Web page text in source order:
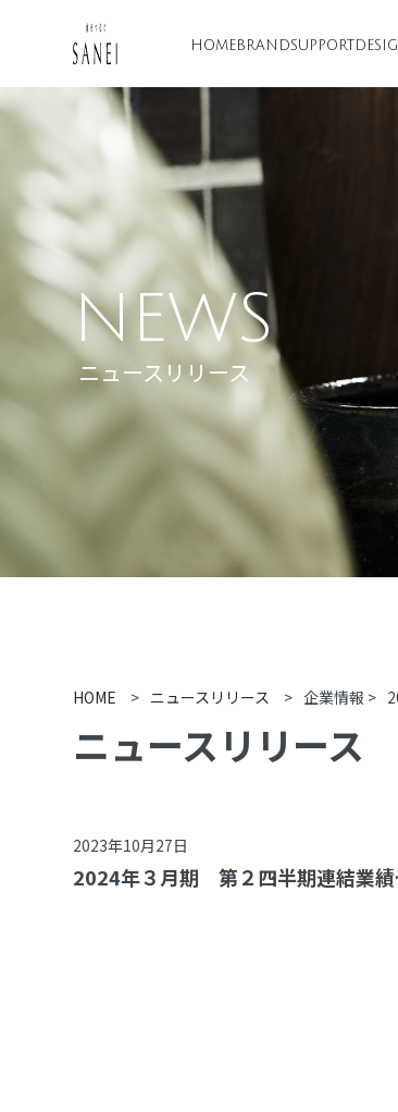
HOME BRANDSUPPORT
NEWS
ニュースリリース
HOME > ニュースリリース > 企業情報 >
ニュースリリース
2023年10月27日
2024年３月期 第２四半期連結業績